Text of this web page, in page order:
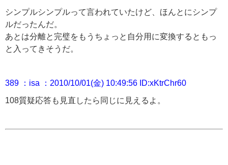
シンプルシンプルって言われていたけど、ほんとにシンプ
ルだったんだ。
あとは分離と完璧をもうちょっと自分用に変換するともっ
と入ってきそうだ。
389 ：isa ：2010/10/01(金) 10:49:56 ID:xKtrChr60
108質疑応答も見直したら同じに見えるよ。